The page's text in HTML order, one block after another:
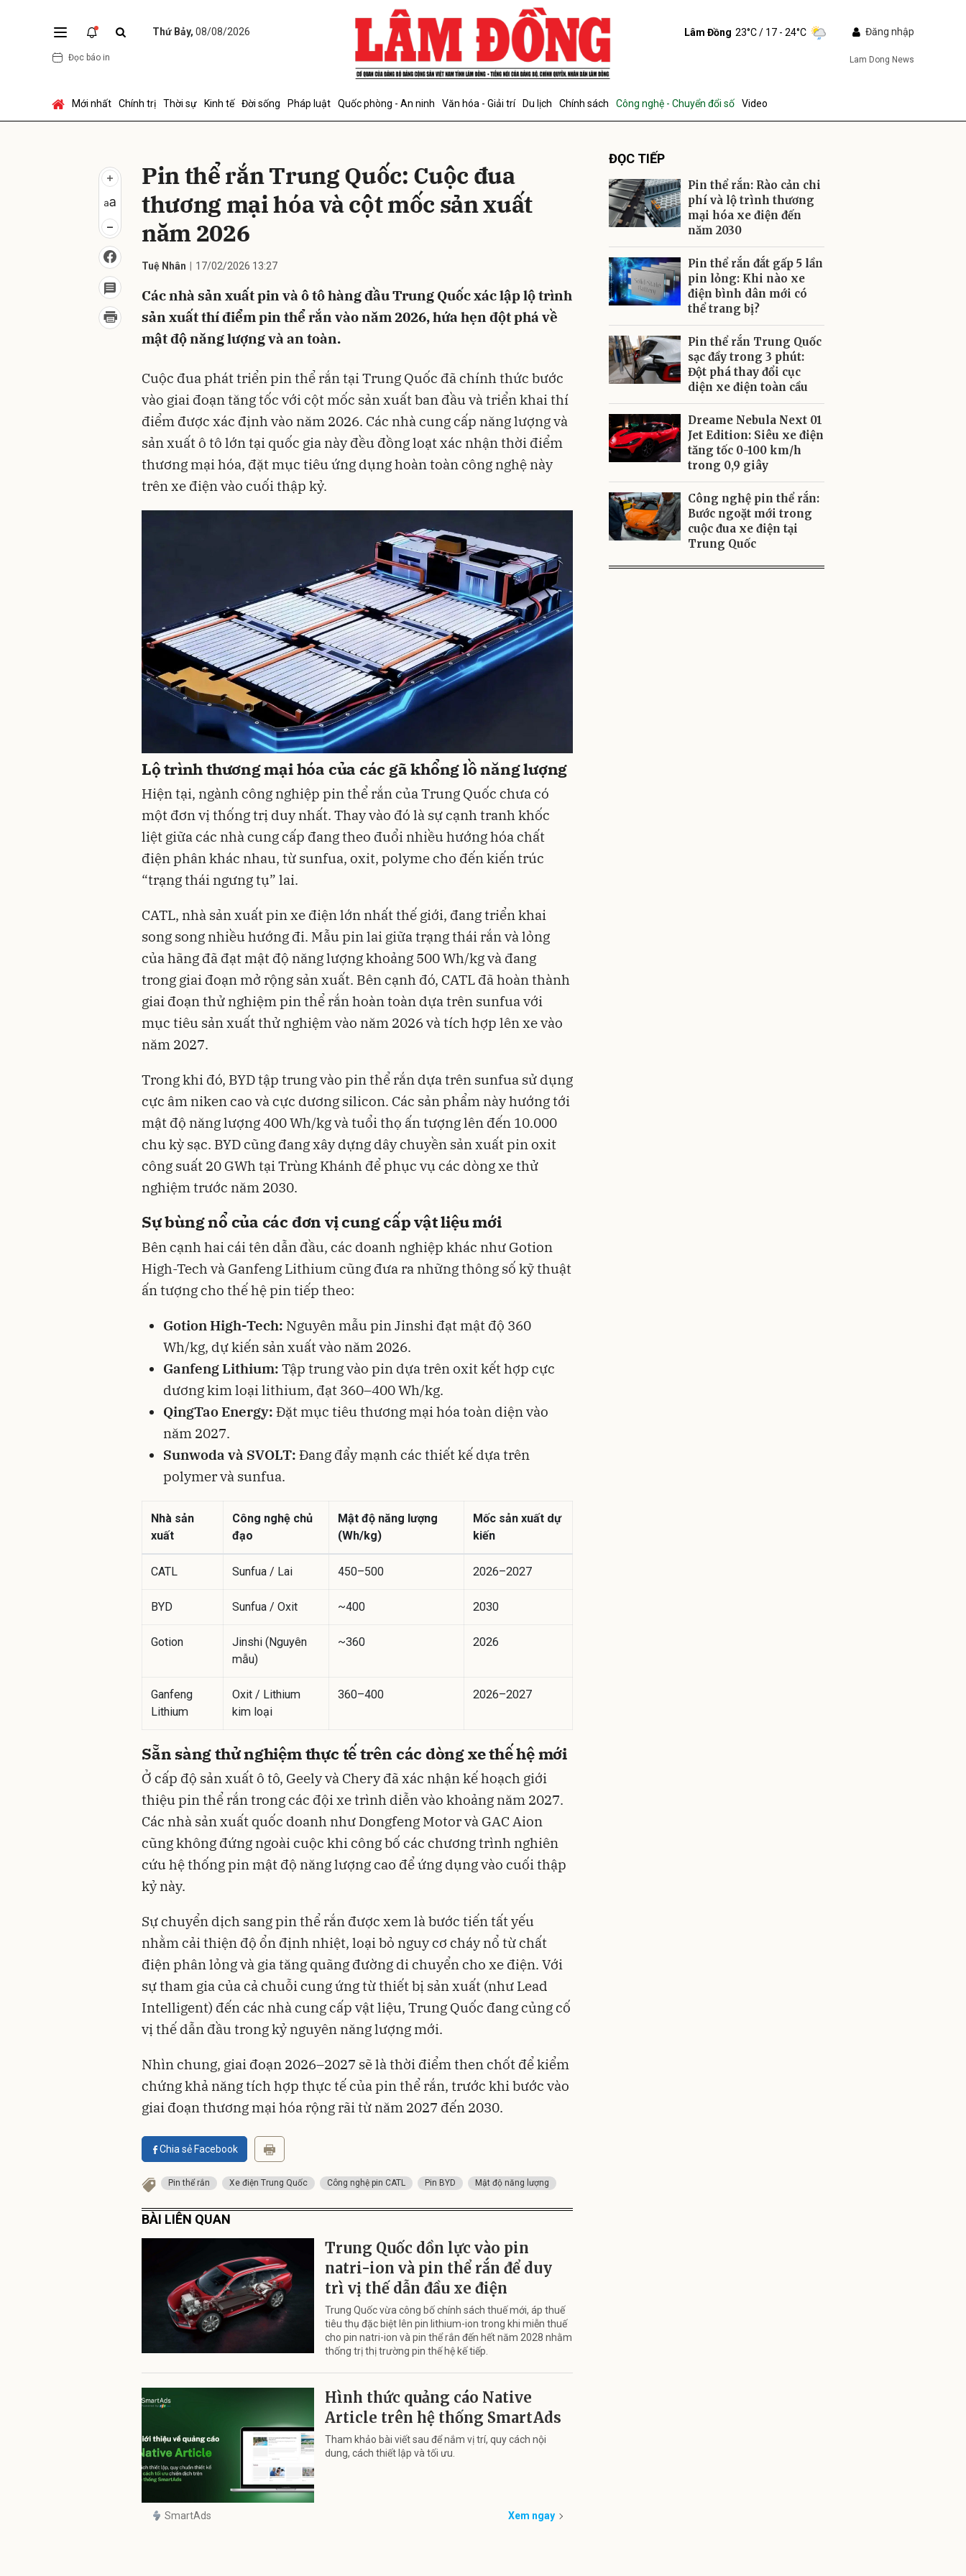
Thứ Bảy, 08/08/2026
Đọc báo in
Lâm Đồng 23°C/ 17 - 24°C Đăng nhập
Lam Dong News
Mới nhất Chính trị Thời sự Kinh tế Đời sống Pháp luật Quốc phòng - An ninh Văn hóa - Giải trí Du lịch Chính sách Công nghệ - Chuyển đổi số Video
Pin thể rắn Trung Quốc: Cuộc đua
thương mại hóa và cột mốc sản xuất
năm 2026
Tuệ Nhân 17/02/2026 13:27
Các nhà sản xuất pin và ô tô hàng đầu Trung Quốc xác lập lộ trình
sản xuất thí điểm pin thể rắn vào năm 2026, hứa hẹn đột phá về
mật độ năng lượng và an toàn.
Cuộc đua phát triển pin thể rắn tại Trung Quốc đã chính thức bước
vào giai đoạn tăng tốc với cột mốc sản xuất ban đầu và triển khai thí
điểm được xác định vào năm 2026. Các nhà cung cấp năng lượng và
sản xuất ô tô lớn tại quốc gia này đều đồng loạt xác nhận thời điểm
thương mại hóa, đặt mục tiêu ứng dụng hoàn toàn công nghệ này
trên xe điện vào cuối thập kỷ.
Lộ trình thương mại hóa của các gã khổng lồ năng lượng
Hiện tại, ngành công nghiệp pin thể rắn của Trung Quốc chưa có
một đơn vị thống trị duy nhất. Thay vào đó là sự cạnh tranh khốc
liệt giữa các nhà cung cấp đang theo đuổi nhiều hướng hóa chất
điện phân khác nhau, từ sunfua, oxit, polyme cho đến kiến trúc
“trạng thái ngưng tụ” lai.
CATL, nhà sản xuất pin xe điện lớn nhất thế giới, đang triển khai
song song nhiều hướng đi. Mẫu pin lai giữa trạng thái rắn và lỏng
của hãng đã đạt mật độ năng lượng khoảng 500 Wh/kg và đang
trong giai đoạn mở rộng sản xuất. Bên cạnh đó, CATL đã hoàn thành
giai đoạn thử nghiệm pin thể rắn hoàn toàn dựa trên sunfua với
mục tiêu sản xuất thử nghiệm vào năm 2026 và tích hợp lên xe vào
năm 2027.
Trong khi đó, BYD tập trung vào pin thể rắn dựa trên sunfua sử dụng
cực âm niken cao và cực dương silicon. Các sản phẩm này hướng tới
mật độ năng lượng 400 Wh/kg và tuổi thọ ấn tượng lên đến 10.000
chu kỳ sạc. BYD cũng đang xây dựng dây chuyền sản xuất pin oxit
công suất 20 GWh tại Trùng Khánh để phục vụ các dòng xe thử
nghiệm trước năm 2030.
Sự bùng nổ của các đơn vị cung cấp vật liệu mới
Bên cạnh hai cái tên dẫn đầu, các doanh nghiệp khác như Gotion
High-Tech và Ganfeng Lithium cũng đưa ra những thông số kỹ thuật
ấn tượng cho thế hệ pin tiếp theo:
Gotion High-Tech: Nguyên mẫu pin Jinshi đạt mật độ 360
Wh/kg, dự kiến sản xuất vào năm 2026.
Ganfeng Lithium: Tập trung vào pin dựa trên oxit kết hợp cực
dương kim loại lithium, đạt 360–400 Wh/kg.
QingTao Energy: Đặt mục tiêu thương mại hóa toàn diện vào
năm 2027.
Sunwoda và SVOLT: Đang đẩy mạnh các thiết kế dựa trên
polymer và sunfua.
Nhà sản
xuất
Công nghệ chủ
đạo
Mật độ năng lượng
(Wh/kg)
Mốc sản xuất dự
kiến
CATL Sunfua / Lai 450–500 2026–2027
BYD Sunfua / Oxit ~400 2030
Gotion
Jinshi (Nguyên
mẫu)
~360 2026
Ganfeng
Lithium
Oxit / Lithium
kim loại
360–400 2026–2027
Sẵn sàng thử nghiệm thực tế trên các dòng xe thế hệ mới
Ở cấp độ sản xuất ô tô, Geely và Chery đã xác nhận kế hoạch giới
thiệu pin thể rắn trong các đội xe trình diễn vào khoảng năm 2027.
Các nhà sản xuất quốc doanh như Dongfeng Motor và GAC Aion
cũng không đứng ngoài cuộc khi công bố các chương trình nghiên
cứu hệ thống pin mật độ năng lượng cao để ứng dụng vào cuối thập
kỷ này.
Sự chuyển dịch sang pin thể rắn được xem là bước tiến tất yếu
nhằm cải thiện độ ổn định nhiệt, loại bỏ nguy cơ cháy nổ từ chất
điện phân lỏng và gia tăng quãng đường di chuyển cho xe điện. Với
sự tham gia của cả chuỗi cung ứng từ thiết bị sản xuất (như Lead
Intelligent) đến các nhà cung cấp vật liệu, Trung Quốc đang củng cố
vị thế dẫn đầu trong kỷ nguyên năng lượng mới.
Nhìn chung, giai đoạn 2026–2027 sẽ là thời điểm then chốt để kiểm
chứng khả năng tích hợp thực tế của pin thể rắn, trước khi bước vào
giai đoạn thương mại hóa rộng rãi từ năm 2027 đến 2030.
Chia sẻ Facebook
Pin thể rắn Xe điện Trung Quốc Công nghệ pin CATL Pin BYD Mật độ năng lượng
BÀI LIÊN QUAN
Trung Quốc dồn lực vào pin
natri-ion và pin thể rắn để duy
trì vị thế dẫn đầu xe điện
Trung Quốc vừa công bố chính sách thuế mới, áp thuế
tiêu thụ đặc biệt lên pin lithium-ion trong khi miễn thuế
cho pin natri-ion và pin thể rắn đến hết năm 2028 nhằm
thống trị thị trường pin thế hệ kế tiếp.
Hình thức quảng cáo Native
Article trên hệ thống SmartAds
Tham khảo bài viết sau để nắm vị trí, quy cách nội
dung, cách thiết lập và tối ưu.
SmartAds Xem ngay
ĐỌC TIẾP
Pin thể rắn: Rào cản chi
phí và lộ trình thương
mại hóa xe điện đến
năm 2030
Pin thể rắn đắt gấp 5 lần
pin lỏng: Khi nào xe
điện bình dân mới có
thể trang bị?
Pin thể rắn Trung Quốc
sạc đầy trong 3 phút:
Đột phá thay đổi cục
diện xe điện toàn cầu
Dreame Nebula Next 01
Jet Edition: Siêu xe điện
tăng tốc 0-100 km/h
trong 0,9 giây
Công nghệ pin thể rắn:
Bước ngoặt mới trong
cuộc đua xe điện tại
Trung Quốc
Gửi bình luận